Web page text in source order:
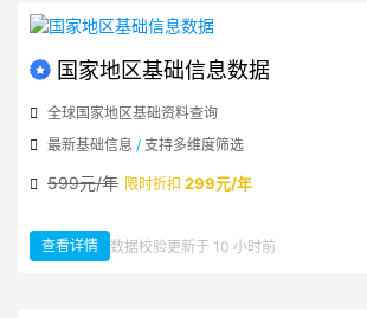
国家地区基础信息数据
全球国家地区基础资料查询
最新基础信息 / 支持多维度筛选
599元/年 限时折扣 299元/年
查看详情：国家地区基础信息数据
数据校验更新于 10 小时前